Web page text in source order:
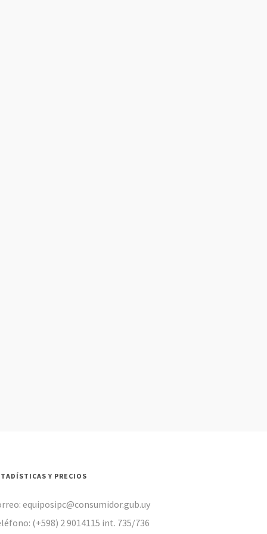
Y PRECIOS
equiposipc@consumidor.gub.uy
(+598) 2 9014115 int. 735/736